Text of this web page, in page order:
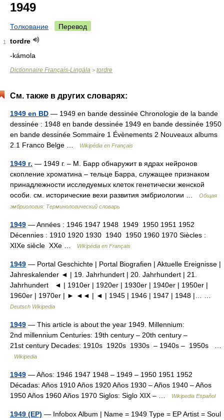
1949
Толкование Перевод
1
tordre
-kámola
Dictionnaire Français-Lingála > tordre
См. также в других словарях:
1949 en BD — 1949 en bande dessinée Chronologie de la bande
dessinée : 1948 en bande dessinée 1949 en bande dessinée 1950
en bande dessinée Sommaire 1 Évènements 2 Nouveaux albums
2.1 Franco Belge …
Wikipédia en Français
1949 г. — 1949 г. – М. Барр обнаружит в ядрах нейронов
скопление хроматина – тельце Барра, служащее признаком
принадлежности исследуемых клеток генетически женской
особи. см. исторические вехи развития эмбриологии …
Общая
эмбриология: Терминологический словарь
1949 — Années : 1946 1947 1948 1949 1950 1951 1952
Décennies : 1910 1920 1930 1940 1950 1960 1970 Siècles :
XIXe siècle XXe …
Wikipédia en Français
1949 — Portal Geschichte | Portal Biografien | Aktuelle Ereignisse |
Jahreskalender ◄ | 19. Jahrhundert | 20. Jahrhundert | 21.
Jahrhundert ◄ | 1910er | 1920er | 1930er | 1940er | 1950er |
1960er | 1970er | ► ◄◄ | ◄ | 1945 | 1946 | 1947 | 1948 |… …
Deutsch Wikipedia
1949 — This article is about the year 1949. Millennium:
2nd millennium Centuries: 19th century – 20th century –
21st century Decades: 1910s 1920s 1930s – 1940s – 1950s …
Wikipedia
1949 — Años: 1946 1947 1948 – 1949 – 1950 1951 1952
Décadas: Años 1910 Años 1920 Años 1930 – Años 1940 – Años
1950 Años 1960 Años 1970 Siglos: Siglo XIX – …
Wikipedia Español
1949 (EP) — Infobox Album | Name = 1949 Type = EP Artist = Soul